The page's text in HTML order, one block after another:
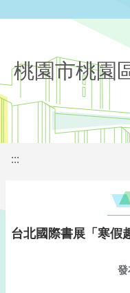
桃園市桃園
:::
台北國際書展「寒假
發